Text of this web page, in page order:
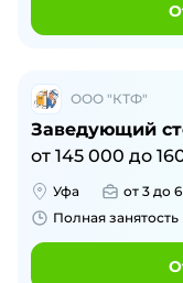
ООО "КТФ"
Заведующий
от 145 000 до
Уфа от 3 до
Полная занятость